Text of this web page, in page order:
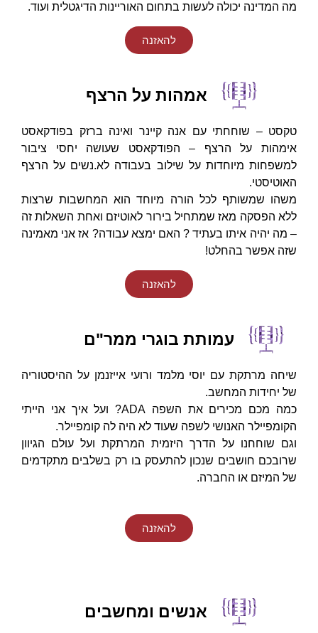
מה המדינה יכולה לעשות בתחום האוריינות הדיגטלית ועוד.
להאזנה
אמהות על הרצף
טקסט – שוחחתי עם אנה קיינר ואינה ברזק בפודקאסט
אימהות על הרצף – הפודקאסט שעושה יחסי ציבור
למשפחות מיוחדות על שילוב בעבודה לא.נשים על הרצף
האוטיסטי.
משהו שמשותף לכל הורה מיוחד הוא המחשבות שרצות
ללא הפסקה מאז שמתחיל בירור לאוטיזם ואחת השאלות זה
– מה יהיה איתו בעתיד ? האם ימצא עבודה? אז אני מאמינה
שזה אפשר בהחלט!
להאזנה
עמותת בוגרי ממר"ם
שיחה מרתקת עם יוסי מלמד ורועי אייזנמן על ההיסטוריה
של יחידות המחשב.
כמה מכם מכירים את השפה ADA? ועל איך אני הייתי
הקומפיילר האנושי לשפה שעוד לא היה לה קומפיילר.
וגם שוחחנו על הדרך היזמית המרתקת ועל עולם הגיוון
שרובכם חושבים שנכון להתעסק בו רק בשלבים מתקדמים
של המיזם או החברה.
להאזנה
אנשים ומחשבים